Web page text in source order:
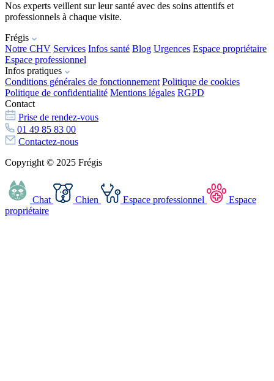
Nos experts veillent sur leur santé avec des soins attentifs et
professionnels à chaque visite.
Frégis
Notre CHV Services Infos santé Blog Urgences Espace propriétaire
Espace professionnel
Infos pratiques
Conditions générales de fonctionnement Politique de cookies
Politique de confidentialité Mentions légales RGPD
Contact
Prise de rendez-vous
01 49 85 83 00
Contactez-nous
Copyright © 2025 Frégis
Chat Chien Espace professionnel
Espace
propriétaire